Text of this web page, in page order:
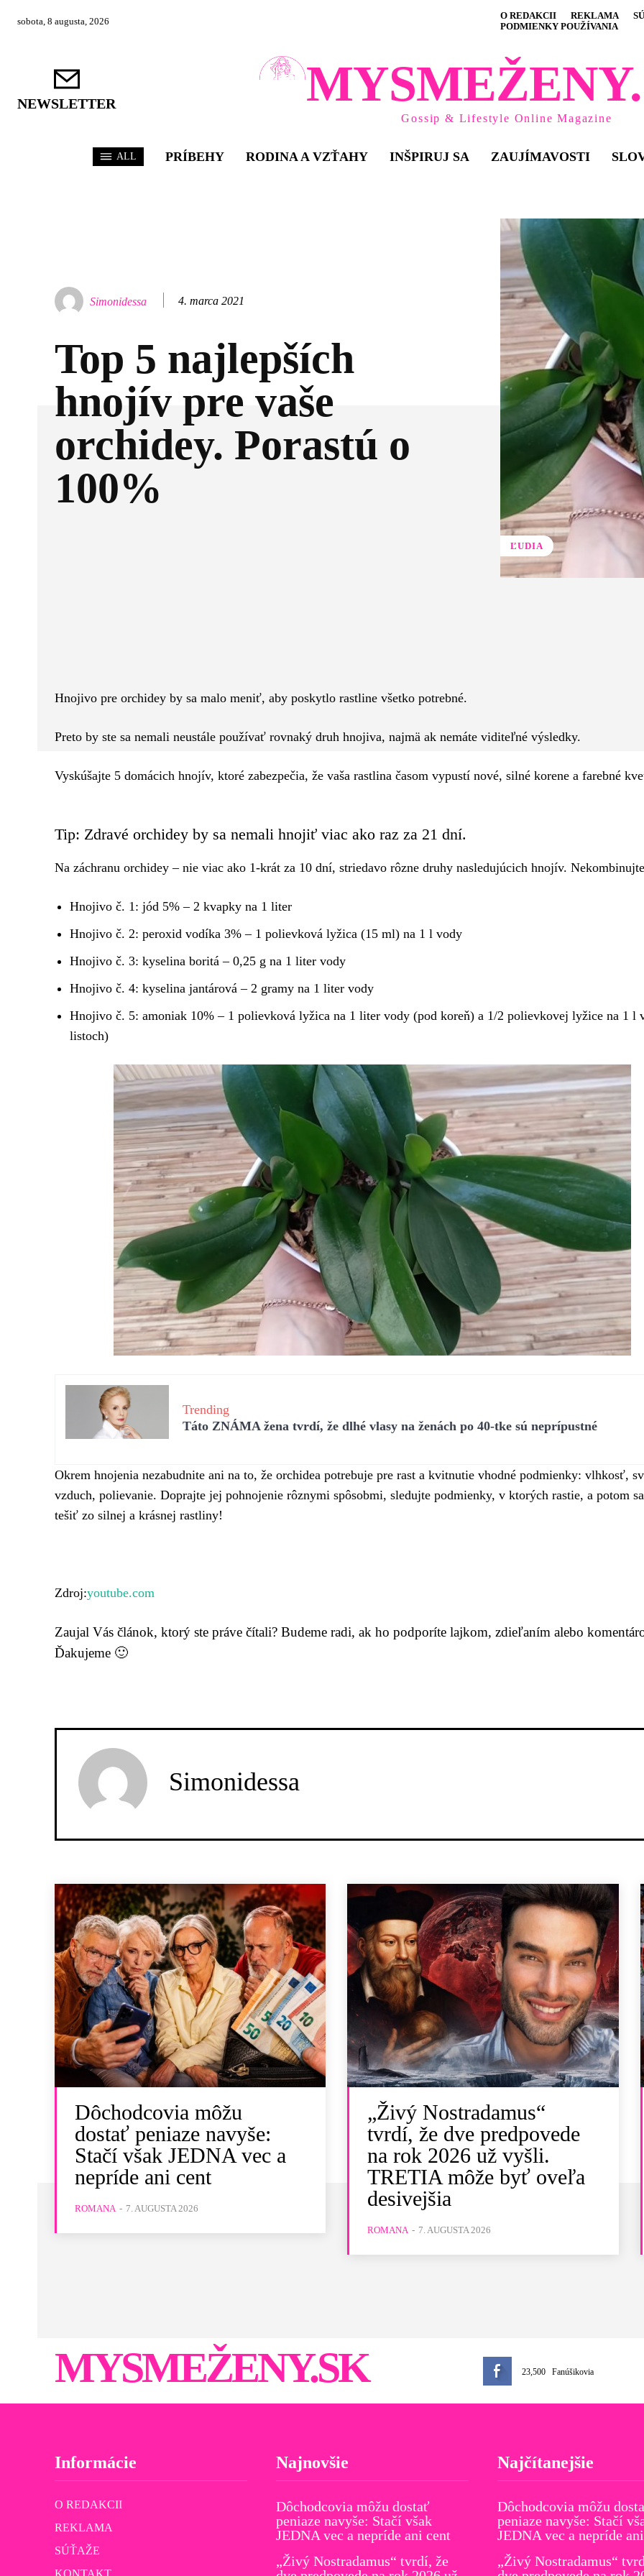
sobota, 8 augusta, 2026 O REDAKCII REKLAMA
PODMIENKY POUŽÍVANIA
NEWSLETTER
Gossip & Lifestyle Online Magazine
ALL PRÍBEHY RODINA A VZŤAHY INŠPIRUJ SA ZAUJÍMAVOSTI
Simonidessa 4. marca 2021
Top 5 najlepších
hnojív pre vaše
orchidey. Porastú o
100%
ĽUDIA
Hnojivo pre orchidey by sa malo meniť, aby poskytlo rastline všetko potrebné.
Preto by ste sa nemali neustále používať rovnaký druh hnojiva, najmä ak nemáte viditeľné výsledky.
Vyskúšajte 5 domácich hnojív, ktoré zabezpečia, že vaša rastlina časom vypustí nové, silné korene a farebné
Tip: Zdravé orchidey by sa nemali hnojiť viac ako raz za 21 dní.
Na záchranu orchidey – nie viac ako 1-krát za 10 dní, striedavo rôzne druhy nasledujúcich hnojív.
Hnojivo č. 1: jód 5% – 2 kvapky na 1 liter
Hnojivo č. 2: peroxid vodíka 3% – 1 polievková lyžica (15 ml) na 1 l vody
Hnojivo č. 3: kyselina boritá – 0,25 g na 1 liter vody
Hnojivo č. 4: kyselina jantárová – 2 gramy na 1 liter vody
Hnojivo č. 5: amoniak 10% – 1 polievková lyžica na 1 liter vody (pod koreň) a 1/2 polievkovej lyžice na 1 l
listoch)
Trending
Táto ZNÁMA žena tvrdí, že dlhé vlasy na ženách po 40-tke sú neprípustné
Okrem hnojenia nezabudnite ani na to, že orchidea potrebuje pre rast a kvitnutie vhodné podmienky: vlhkosť,
vzduch, polievanie. Doprajte jej pohnojenie rôznymi spôsobmi, sledujte podmienky, v ktorých rastie, a potom
tešiť zo silnej a krásnej rastliny!
Zdroj:youtube.com
Zaujal Vás článok, ktorý ste práve čítali? Budeme radi, ak ho podporíte lajkom, zdieľaním alebo
Ďakujeme 🙂
Simonidessa
Dôchodcovia môžu
dostať peniaze navyše:
Stačí však JEDNA vec a
nepríde ani cent
ROMANA - 7. AUGUSTA 2026
„Živý Nostradamus“
tvrdí, že dve predpovede
na rok 2026 už vyšli.
TRETIA môže byť oveľa
desivejšia
ROMANA - 7. AUGUSTA 2026
MYSMEŽENY.SK 23,500 Fanúšikovia
Informácie
O REDAKCII
REKLAMA
SÚŤAŽE
KONTAKT
Najnovšie
Dôchodcovia môžu dostať
peniaze navyše: Stačí však
JEDNA vec a nepríde ani cent
„Živý Nostradamus“ tvrdí, že
Najčítanejšie
Dôchodcovia môžu
peniaze navyše: Stačí
JEDNA vec a nepríde
„Živý Nostradamus“